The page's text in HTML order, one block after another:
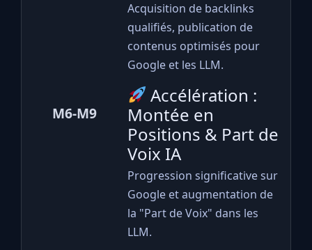
Acquisition de backlinks
qualifiés, publication de
contenus optimisés pour
Google et les LLM.
M6-M9
Accélération :
Montée en
Positions & Part de
Voix IA
Progression significative sur
Google et augmentation de
la "Part de Voix" dans les
LLM.